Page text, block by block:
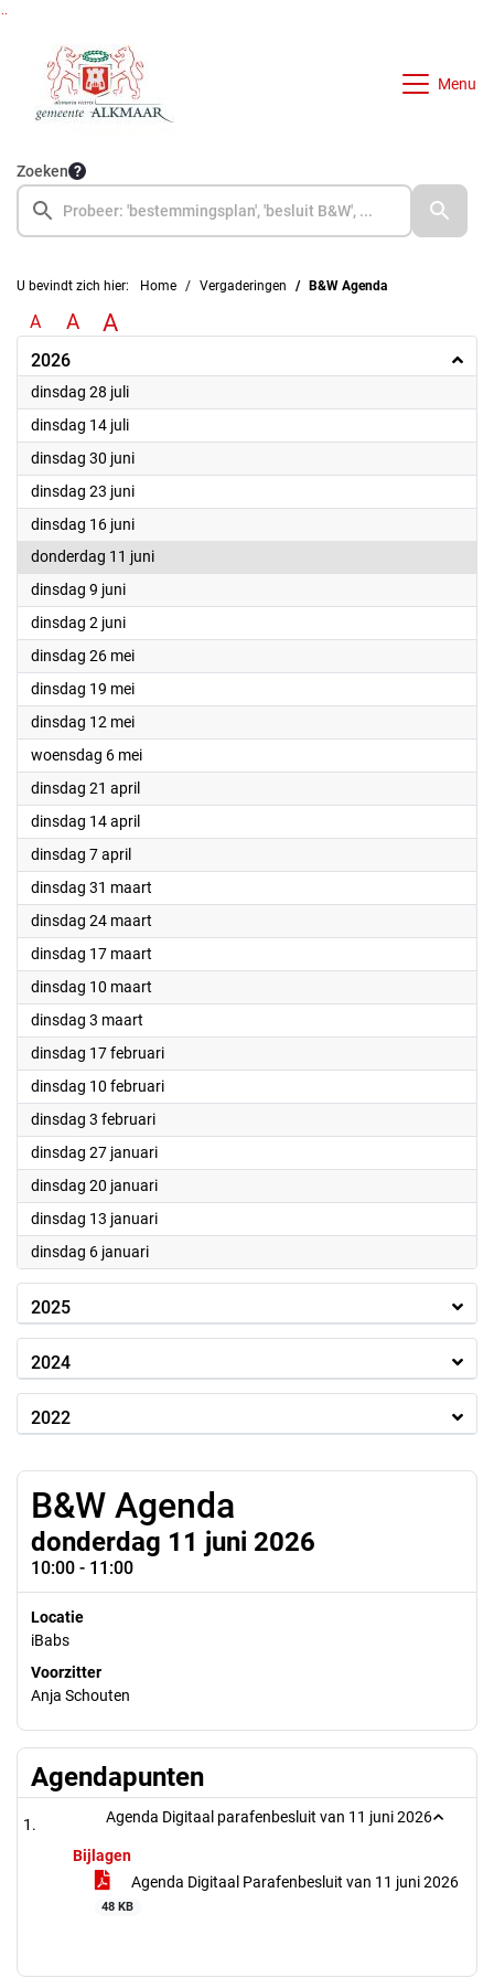
Menu
Zoeken
U bevindt zich hier: Home Vergaderingen B&W Agenda
A A A
2026
dinsdag 28 juli2026
dinsdag 14 juli2026
dinsdag 30 juni2026
dinsdag 23 juni2026
dinsdag 16 juni2026
donderdag 11 juni2026
dinsdag 9 juni2026
dinsdag 2 juni2026
dinsdag 26 mei2026
dinsdag 19 mei2026
dinsdag 12 mei2026
woensdag 6 mei2026
dinsdag 21 april2026
dinsdag 14 april2026
dinsdag 7 april2026
dinsdag 31 maart
dinsdag 24 maart
dinsdag 17 maart
dinsdag 10 maart
dinsdag 3 maart
dinsdag 17 februari2026
dinsdag 10 februari2026
dinsdag 3 februari2026
dinsdag 27 januari2026
dinsdag 20 januari2026
dinsdag 13 januari2026
dinsdag 6 januari2026
2025
2024
2022
B&W Agenda
donderdag 11 juni 2026
10:00 - 11:00
Locatie
iBabs
Voorzitter
Anja Schouten
Agendapunten
Agenda Digitaal parafenbesluit van 11 juni 2026
Bijlagen
Agenda Digitaal Parafenbesluit van 11 juni 2026
48 KB